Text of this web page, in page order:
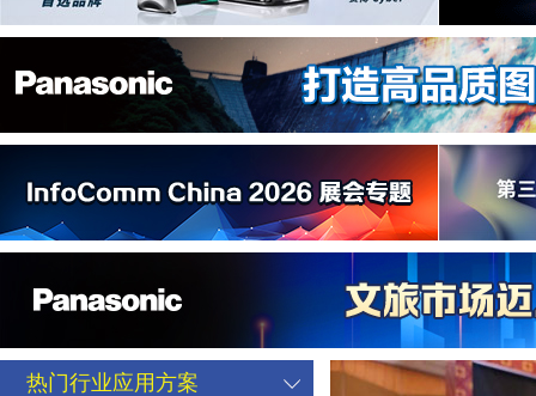
热门行业应用方案